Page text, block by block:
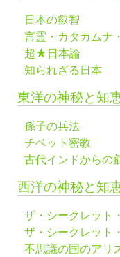
日本の叡智
言霊・カタカムナ
超★日本論
知られざる日本
東洋の神秘と知
孫子の兵法
チベット密教
古代インドからの
西洋の神秘と知
ザ・シークレット
ザ・シークレット
不思議の国のアリ